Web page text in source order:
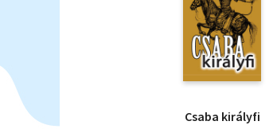
Csaba királyfi